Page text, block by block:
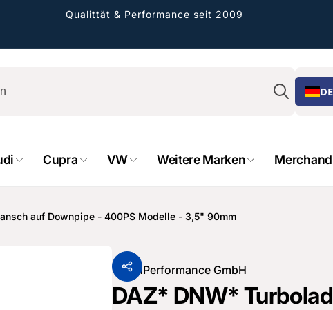
Qualittät & Performance seit 2009
Suchen
DE
Cupra VW Weitere Marken
auf Downpipe - 400PS Modelle - 3,5" 90mm
VonHPerformance GmbH
DAZ* DNW*